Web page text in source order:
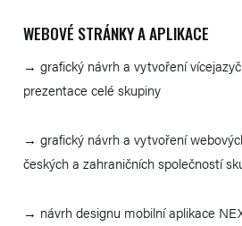
WEBOVÉ STRÁNKY A APLIKACE
→ grafický návrh a vytvoření
prezentace celé skupiny
→ grafický návrh a vytvoření
českých a zahraničních společností
→ návrh designu mobilní aplikace